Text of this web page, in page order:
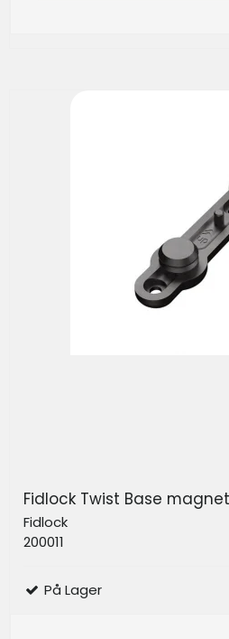
Fidlock Twist Base magnet
Fidlock
200011
På Lager